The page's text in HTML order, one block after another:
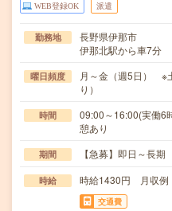
WEB登録OK 派遣
勤務地
長野県伊那市
伊那北駅から車7分
曜日頻度
月～金（週5日） ※
り）
時間
09:00～16:00(実働6
憩あり
期間 【急募】即日～長期
時給 時給1430円 月収例
交通費